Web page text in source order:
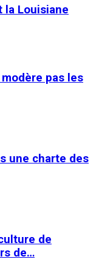
la Louisiane
pas les
une charte des
de
de…